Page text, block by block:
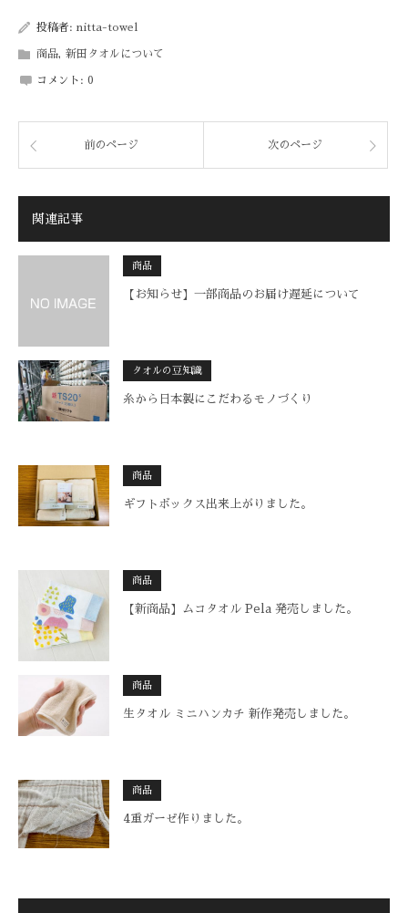
投稿者: nitta-towel
商品, 新田タオルについて
コメント: 0
前のページ 次のページ
関連記事
商品
【お知らせ】一部商品のお届け遅延について
タオルの豆知識
糸から日本製にこだわるモノづくり
商品
ギフトボックス出来上がりました。
商品
【新商品】ムコタオル Pela 発売しました。
商品
生タオル ミニハンカチ 新作発売しました。
商品
4重ガーゼ作りました。